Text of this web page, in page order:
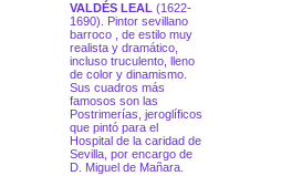
VALDÉS LEAL (1622-
1690). Pintor sevillano
barroco , de estilo muy
realista y dramático,
incluso truculento, lleno
de color y dinamismo.
Sus cuadros más
famosos son las
Postrimerías, jeroglíficos
que pintó para el
Hospital de la caridad de
Sevilla, por encargo de
D. Miguel de Mañara.